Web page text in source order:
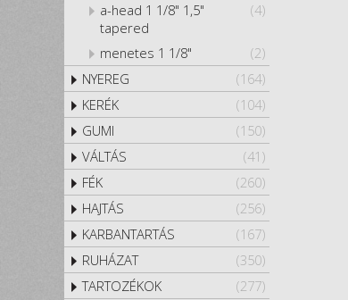
(4)
a-head 1 1/8" 1,5"
tapered
(2)
menetes 1 1/8"
(164)
NYEREG
(104)
KERÉK
(150)
GUMI
(41)
VÁLTÁS
(260)
FÉK
(256)
HAJTÁS
(167)
KARBANTARTÁS
(350)
RUHÁZAT
(277)
TARTOZÉKOK